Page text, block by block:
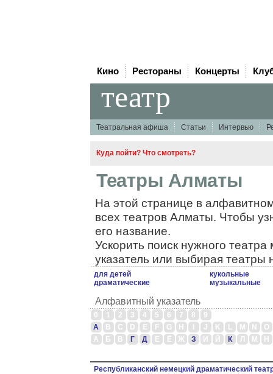
Кино Рестораны Концерты
театр
Театральная афиша Статьи Интервью
Куда пойти? Что смотреть?
Театры Алматы
На этой странице в
всех театров Алматы. Чтобы
его название.
Ускорить поиск нужного
указатель или выбирая театры
для детей
драматические
кукольные
музыкальные
Алфавитный указатель
0 1 2 3 4 5 6 7 8
9
A
B C D E F G H J K L M N
O
А
Б В Г Д Е Ё Ж З И Й К Л М Н
Республиканский немецкий драматический